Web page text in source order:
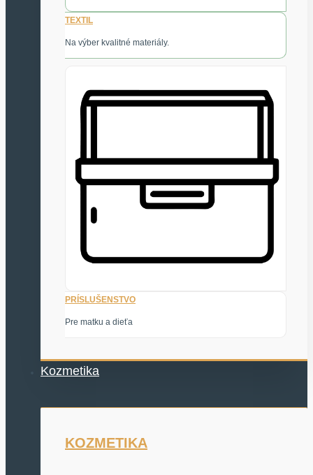
TEXTIL
Na výber kvalitné materiály.
PRÍSLUŠENSTVO
Pre matku a dieťa
Kozmetika
KOZMETIKA